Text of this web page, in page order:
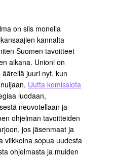
on siis monella
kannalta
Suomen tavoitteet
aikana. Unioni on
juuri nyt, kun
Uutta komissiota
luodaan,
neuvotellaan ja
ohjelman tavoitteiden
jos jäsenmaat ja
viikkoina sopua uudesta
ohjelmasta ja muiden